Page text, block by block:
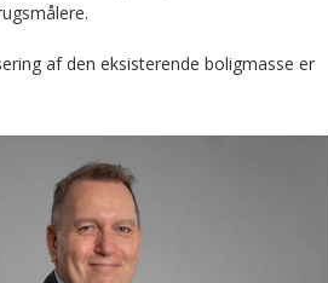
af den eksisterende boligmasse er